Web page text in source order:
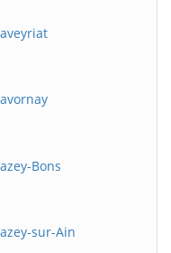
Bons
sur-Ain